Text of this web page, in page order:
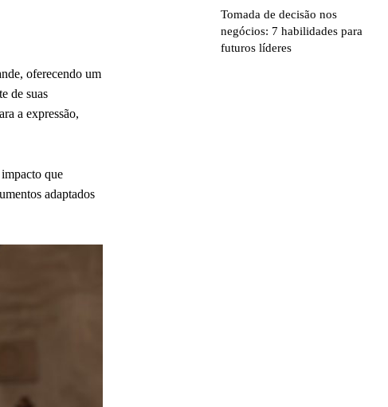
oferecendo um
de suas
a expressão,
que
adaptados
Tomada de decisão nos
negócios: 7 habilidades para
futuros líderes